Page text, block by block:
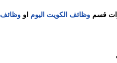
قسم وظائف الكويت اليوم او وظائف